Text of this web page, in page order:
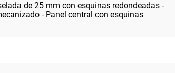
de 25 mm con esquinas redondeadas -
- Panel central con esquinas